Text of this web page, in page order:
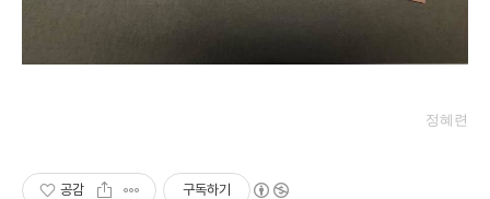
정혜련
공감 구독하기